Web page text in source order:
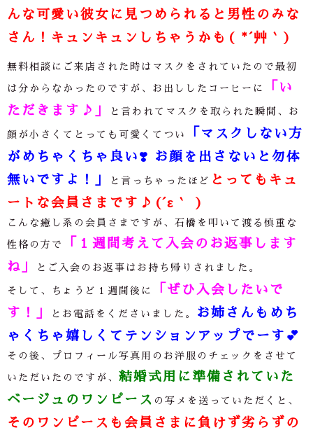
んな可愛い彼女に見つめられると 男性のみな
さん！キュンキュンしちゃうかも( *´艸｀)
無料相談にご来店された時はマスクをされていたので最初
は分からなかったのですが、お出ししたコーヒーに
「い
ただきます♪」
と言われてマスクを取られた瞬間、お
顔が小さくてとっても可愛くてつい
「マスクしない方
がめちゃくちゃ良い❣️ お顔を出さないと勿体
無いですよ！」
と言っちゃったほど とってもキュ
ートな会員さまです♪(´ε｀ )
こんな癒し系の会員さまですが、石橋を叩いて渡る慎重な
性格の方で
「１週間考えて入会のお返事します
ね」
とご入会のお返事はお持ち帰りされました。
そして、ちょうど１週間後に
「ぜひ入会したいで
す！」
とお電話をくださいました。
お姉さんもめち
ゃくちゃ嬉しくてテンションアップでーす 💕
その後、プロフィール写真用のお洋服のチェックをさせて
いただいたのですが、 結婚式用に準備されていた
ベージュのワンピース の写メを送っていただくと、
そのワンピースも会員さまに負けず劣らずの